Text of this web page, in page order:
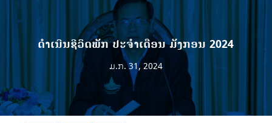
ດໍາເນີນຊີວິດພັກ ປະຈໍາເດືອນ ມັງກອນ 2024
ມ.ກ. 31, 2024